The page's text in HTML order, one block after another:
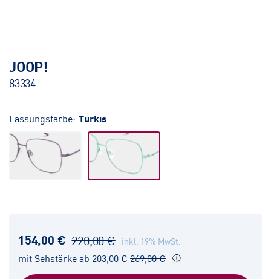
JOOP!
83334
Fassungsfarbe: Türkis
154,00 € 220,00 € inkl. 19% MwSt.
mit Sehstärke ab 203,00 € 269,00 €